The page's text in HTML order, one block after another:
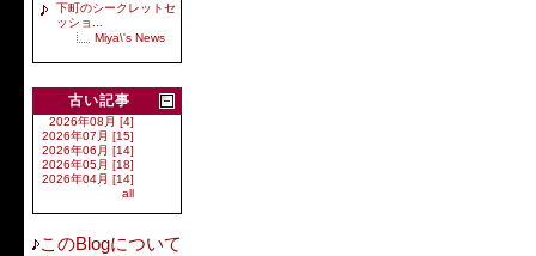
下町のシークレットセ
ッショ...
Miya\'s News
古い記事
2026年08月 [4]
2026年07月 [15]
2026年06月 [14]
2026年05月 [18]
2026年04月 [14]
all
このBlogについて